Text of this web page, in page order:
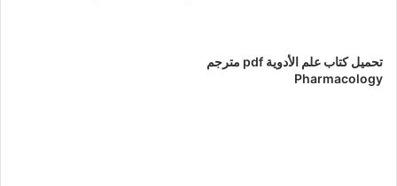
تحميل كتاب علم الأدوية pdf مترجم
Pharmacology